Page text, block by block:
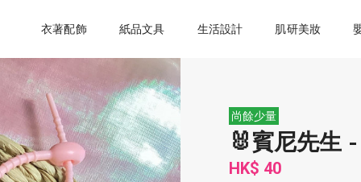
衣著配飾 紙品文具 生活設計 肌研美妝
尚餘少量
🐰賓尼先生
HK$ 40